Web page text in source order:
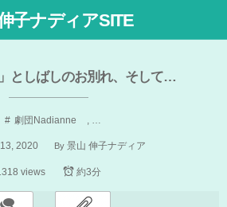
子ナディアSITE
」としばしのお別れ、そして…
劇団Nadianne
13 2020 By 景山 伸子ナディア
views 約3分